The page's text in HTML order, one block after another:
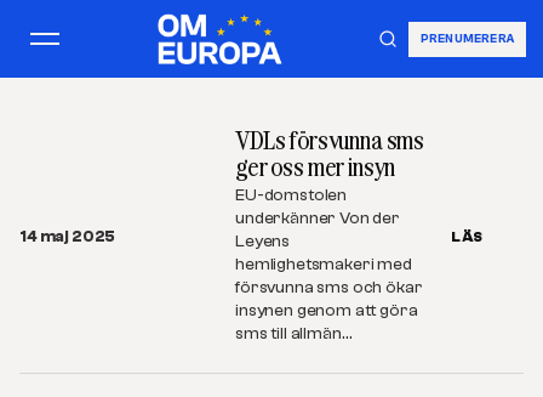
PRENUMERERA
14 maj 2025
VDLs försvunna sms
ger oss mer insyn
EU-domstolen
underkänner Von der
Leyens
hemlighetsmakeri med
försvunna sms och ökar
insynen genom att göra
sms till allmän…
LÄS